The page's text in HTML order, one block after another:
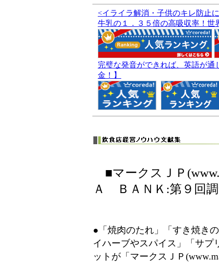
<イライラ解消・子供のキレ防止
牛乳の１．３５倍の高吸収率！
完璧な発音ができれば、英語が
金！】
■マークスＪＰ
Ａ ＢＡＮＫ:第９回
●「焼肉のたれ」「すき焼き
イハーブやスパイス」「サプ
ットが「マークスＪＰ